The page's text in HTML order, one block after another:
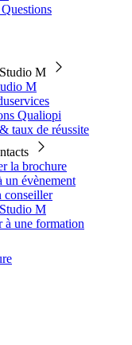
M
M
Qualiopi
taux de réussite
la brochure
un évènement
conseiller
M
à une formation